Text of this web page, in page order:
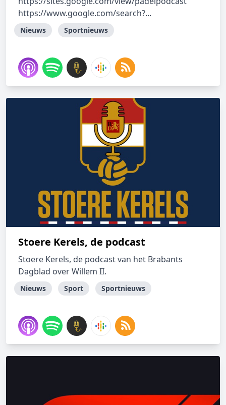
https://www.google.com/search?...
Nieuws Sportnieuws
Stoere Kerels, de podcast
Stoere Kerels, de podcast van het Brabants
Dagblad over Willem II.
Nieuws Sport Sportnieuws